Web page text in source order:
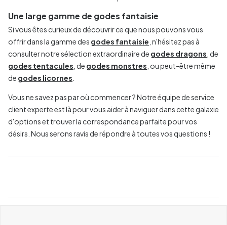
Une large gamme de godes fantaisie
Si vous êtes curieux de découvrir ce que nous pouvons vous
offrir dans la gamme des godes fantaisie , n'hésitez pas à
consulter notre sélection extraordinaire de godes dragons , de
godes tentacules , de godes monstres , ou peut-être même
de godes licornes
Vous ne savez pas par où commencer ? Notre équipe de service
client experte est là pour vous aider à naviguer dans cette galaxie
d'options et trouver la correspondance parfaite pour vos
désirs. Nous serons ravis de répondre à toutes vos questions !